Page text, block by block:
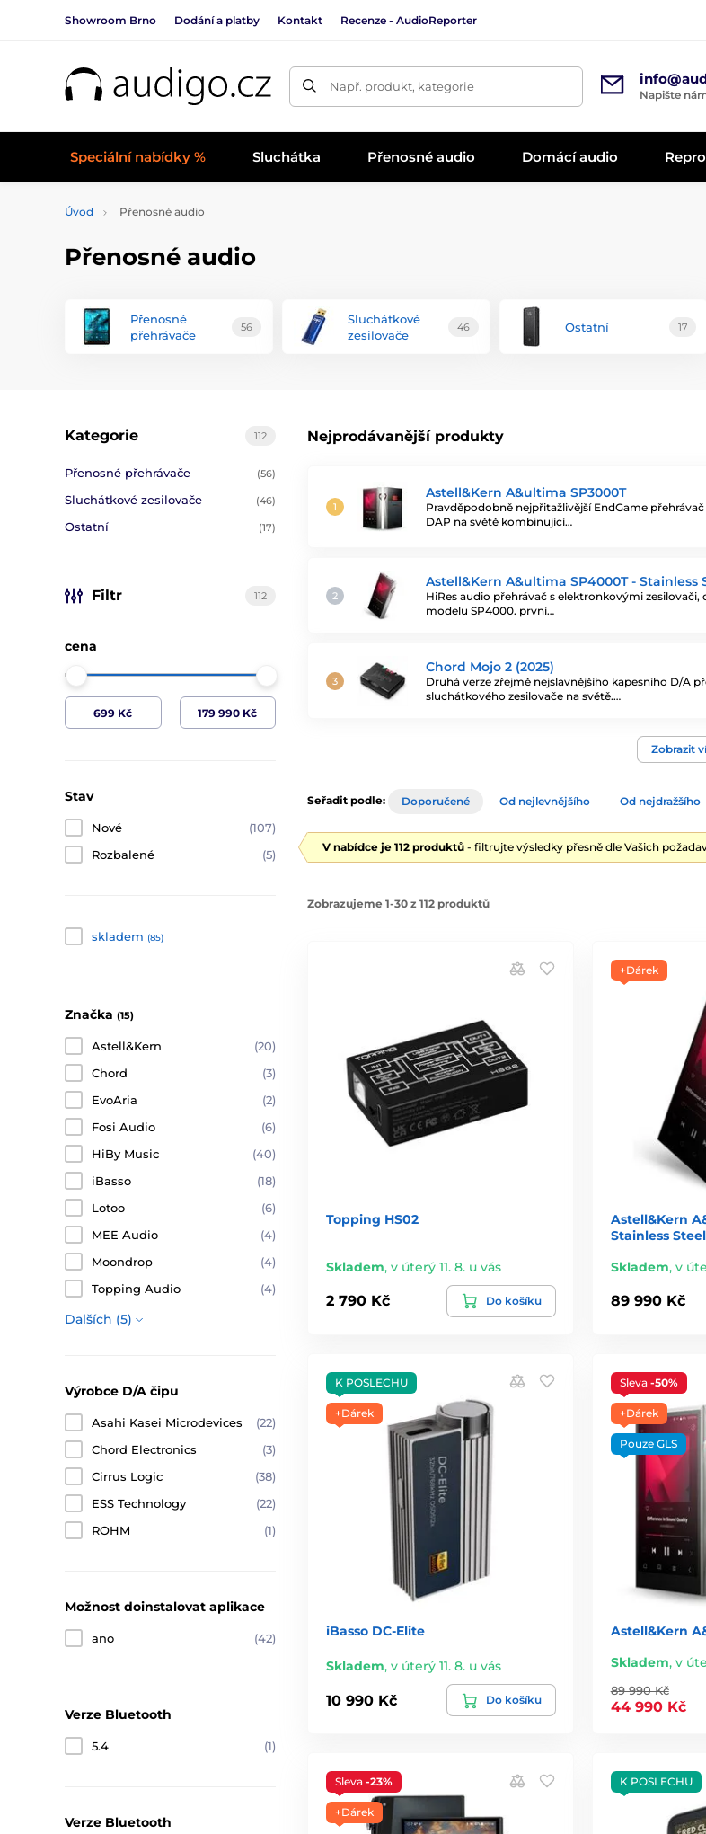
Showroom Brno Dodání a platby Kontakt Recenze - AudioReporter
Např. produkt, kategorie
Napište
Speciální nabídky % Sluchátka Přenosné audio Domácí audio
Úvod Přenosné audio
Přenosné audio
Přenosné
přehrávače
56
Sluchátkové
zesilovače
46 Ostatní 17
Nejprodávanější produkty
Astell&Kern A&ultima SP3000T
Pravděpodobně nejpřitažlivější EndGame
DAP na světě kombinující…
Astell&Kern A&ultima SP4000T - Stainless
HiRes audio přehrávač s elektronkovými zesilovači,
modelu SP4000. první…
Chord Mojo 2 (2025)
Druhá verze zřejmě nejslavnějšího kapesního D/A
sluchátkového zesilovače na světě.…
Zobrazit
112
Kategorie
Přenosné přehrávače (56)
Sluchátkové zesilovače (46)
Ostatní (17)
Filtr 112
cena
Stav
Nové
(107)
Rozbalené
(5)
skladem (85)
Značka (15)
Astell&Kern
(20)
Chord
(3)
EvoAria
(2)
Fosi Audio
(6)
HiBy Music
(40)
iBasso
(18)
Lotoo
(6)
MEE Audio
(4)
Moondrop
(4)
Topping Audio
(4)
Dalších (5)
Výrobce D/A čipu
Asahi Kasei Microdevices
(22)
Chord Electronics
(3)
Cirrus Logic
(38)
ESS Technology
(22)
ROHM
(1)
Možnost doinstalovat aplikace
ano (42)
Verze Bluetooth
5.4 (1)
Verze Bluetooth
Seřadit podle: Doporučené Od nejlevnějšího Od nejdražšího
V nabídce je 112 produktů - filtrujte výsledky přesně dle Vašich
Zobrazujeme 1-30 z 112 produktů
Topping HS02
Skladem, v úterý 11. 8. u vás
2 790 Kč Do košíku
+Dárek
Astell&Kern
Stainless Steel
Skladem, v
89 990 Kč
K POSLECHU
+Dárek
iBasso DC-Elite
Skladem, v úterý 11. 8. u vás
10 990 Kč Do košíku
Sleva -50%
+Dárek
Pouze GLS
Astell&Kern
Skladem, v
89 990 Kč
44 990 Kč
Sleva -23%
+Dárek
K POSLECHU